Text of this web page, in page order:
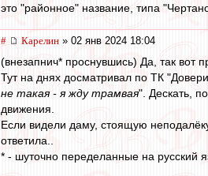
это "районное" название, типа
# Карелин » 02 янв 2024 18:04
(внезапнич* проснувшись) Да, так вот
Тут на днях досматривал по ТК
не такая - я жду трамвая". Дескать,
движения.
Если видели даму, стоящую
ответила..
* - шуточно переделанные на русский